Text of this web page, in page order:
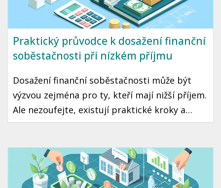
Praktický průvodce k dosažení finanční
soběstačnosti při nízkém příjmu
Dosažení finanční soběstačnosti může být
výzvou zejména pro ty, kteří mají nižší příjem.
Ale nezoufejte, existují praktické kroky a
strategie, které vám mohou pomoci tento cíl
šetřit a investovat i s omezeným rozpočtem.